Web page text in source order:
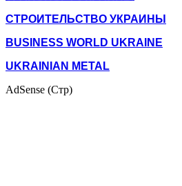
СТРОИТЕЛЬСТВО УКРАИНЫ
BUSINESS WORLD UKRAINE
UKRAINIAN METAL
AdSense (Стр)